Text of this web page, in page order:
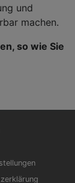
und
machen.
so wie Sie